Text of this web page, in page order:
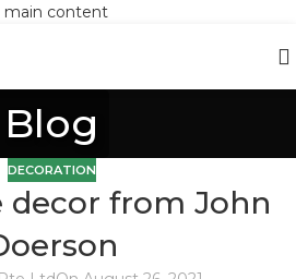
main content
Blog
DECORATION
decor from John